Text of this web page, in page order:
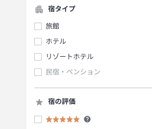
宿タイプ
旅館
ホテル
リゾートホテル
民宿・ペンション
宿の評価